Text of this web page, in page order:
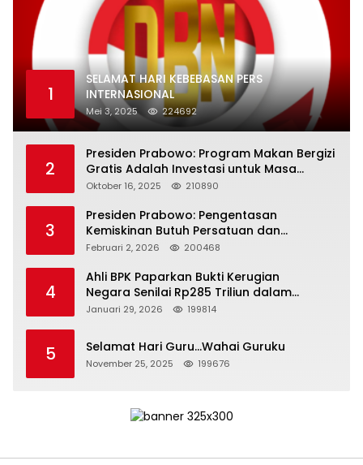
1
SELAMAT HARI KEBEBASAN PERS
INTERNASIONAL
Mei 3, 2025 224692
2
Presiden Prabowo: Program Makan Bergizi
Gratis Adalah Investasi untuk Masa
Depan Bangsa
Oktober 16, 2025 210890
3
Presiden Prabowo: Pengentasan
Kemiskinan Butuh Persatuan dan
Kepemimpinan yang Bertanggung Jawab
Februari 2, 2026 200468
4
Ahli BPK Paparkan Bukti Kerugian
Negara Senilai Rp285 Triliun dalam
Persidangan Korupsi PT Pertamina
Januari 29, 2026 199814
5 Selamat Hari Guru…Wahai Guruku
November 25, 2025 199676